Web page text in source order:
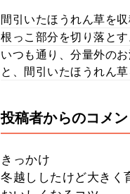
間引いたほうれん草を収
根っこ部分を切り落とす
いつも通り、分量外の
と、間引いたほうれん
投稿者からのコメン
きっかけ
冬越ししたけど大きく